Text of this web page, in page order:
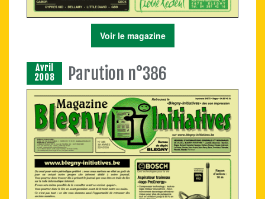
Voir le magazine
Avril
2008
Parution n°386